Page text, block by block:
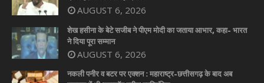
AUGUST 6, 2026
शेख हसीना के बेटे सजीब ने पीएम मोदी का जताया आभार, कहा- भारत
ने दिया पूरा सम्मान
AUGUST 6, 2026
नकली पनीर व बटर पर एक्शन : महाराष्ट्र-छत्तीसगढ़ के बाद अब